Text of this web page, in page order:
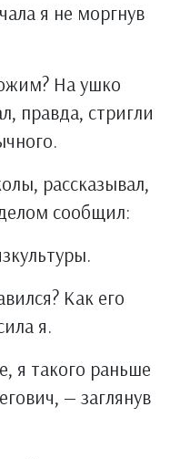
я не моргнув
На ушко
правда, стригли
рассказывал,
сообщил:
Как его
я.
я такого раньше
— заглянув